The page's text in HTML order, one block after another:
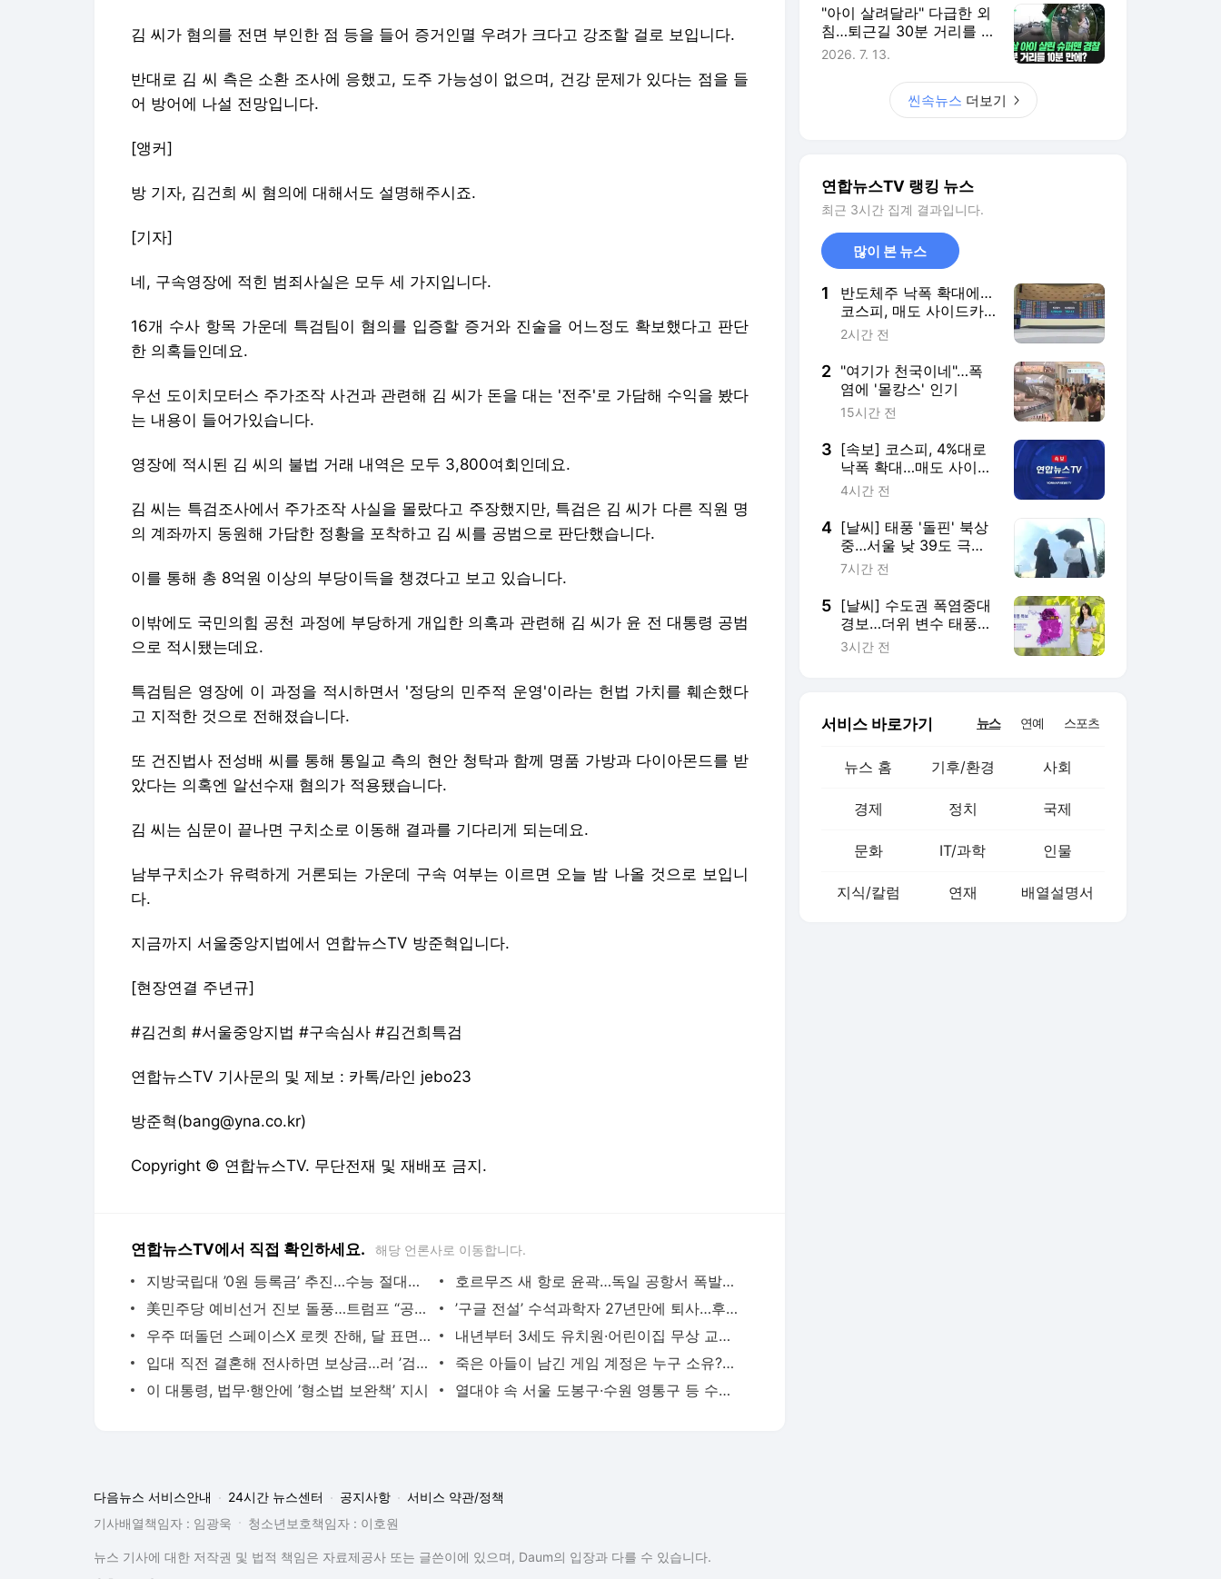
김 씨가 혐의를 전면 부인한 점 등을 들어 증거인멸 우려가 크다고 강조할 걸로 보입니다.
반대로 김 씨 측은 소환 조사에 응했고, 도주 가능성이 없으며, 건강 문제가 있다는 점을 들
어 방어에 나설 전망입니다.
[앵커]
방 기자, 김건희 씨 혐의에 대해서도 설명해주시죠.
[기자]
네, 구속영장에 적힌 범죄사실은 모두 세 가지입니다.
16개 수사 항목 가운데 특검팀이 혐의를 입증할 증거와 진술을 어느정도 확보했다고 판단
한 의혹들인데요.
우선 도이치모터스 주가조작 사건과 관련해 김 씨가 돈을 대는 '전주'로 가담해 수익을 봤다
는 내용이 들어가있습니다.
영장에 적시된 김 씨의 불법 거래 내역은 모두 3,800여회인데요.
김 씨는 특검조사에서 주가조작 사실을 몰랐다고 주장했지만, 특검은 김 씨가 다른 직원 명
의 계좌까지 동원해 가담한 정황을 포착하고 김 씨를 공범으로 판단했습니다.
이를 통해 총 8억원 이상의 부당이득을 챙겼다고 보고 있습니다.
이밖에도 국민의힘 공천 과정에 부당하게 개입한 의혹과 관련해 김 씨가 윤 전 대통령 공범
으로 적시됐는데요.
특검팀은 영장에 이 과정을 적시하면서 '정당의 민주적 운영'이라는 헌법 가치를 훼손했다
고 지적한 것으로 전해졌습니다.
또 건진법사 전성배 씨를 통해 통일교 측의 현안 청탁과 함께 명품 가방과 다이아몬드를 받
았다는 의혹엔 알선수재 혐의가 적용됐습니다.
김 씨는 심문이 끝나면 구치소로 이동해 결과를 기다리게 되는데요.
남부구치소가 유력하게 거론되는 가운데 구속 여부는 이르면 오늘 밤 나올 것으로 보입니
다.
지금까지 서울중앙지법에서 연합뉴스TV 방준혁입니다.
[현장연결 주년규]
#김건희 #서울중앙지법 #구속심사 #김건희특검
연합뉴스TV 기사문의 및 제보 : 카톡/라인 jebo23
방준혁(bang@yna.co.kr)
Copyright © 연합뉴스TV. 무단전재 및 재배포 금지.
연합뉴스TV에서 직접 확인하세요. 해당 언론사로 이동합니다.
지방국립대 ’0원 등록금’ 추진…수능 절대평가 전환·서논술형 도입 공론화
호르무즈 새 항로 윤곽…독일 공항서 폭발물 드론
美민주당 예비선거 진보 돌풍…트럼프 “공산주의“
’구글 전설’ 수석과학자 27년만에 퇴사…후임에 ’노벨상’ 허사비스
우주 떠돌던 스페이스X 로켓 잔해, 달 표면에 충돌
내년부터 3세도 유치원·어린이집 무상 교육…’지방대’ 장학금 확대
입대 직전 결혼해 전사하면 보상금…러 ’검은 과부’ 사기 기승
죽은 아들이 남긴 게임 계정은 누구 소유?…중국 법원 “가족이 상속“
이 대통령, 법무·행안에 ’형소법 보완책’ 지시
열대야 속 서울 도봉구·수원 영통구 등 수도권 아파트 곳곳 정전
"아이 살려달라" 다급한 외
침…퇴근길 30분 거리를 단
10분 만에 뚫은 경찰 [씬속
2026. 7. 13.
씬속뉴스 더보기
연합뉴스TV 랭킹 뉴스
최근 3시간 집계 결과입니다.
많이 본 뉴스
1
반도체주 낙폭 확대에…
코스피, 매도 사이드카
발동
2시간 전
2 "여기가 천국이네"…폭
염에 '몰캉스' 인기
15시간 전
3 [속보] 코스피, 4%대로
낙폭 확대…매도 사이드
카 발동
4시간 전
4 [날씨] 태풍 '돌핀' 북상
중…서울 낮 39도 극한
폭염
7시간 전
5 [날씨] 수도권 폭염중대
경보…더위 변수 태풍
'돌핀' 어디로?
3시간 전
서비스 바로가기 뉴스 연예 스포츠
뉴스 홈 기후/환경 사회
경제 정치 국제
문화 IT/과학 인물
지식/칼럼 연재 배열설명서
다음뉴스 서비스안내 24시간 뉴스센터 공지사항
서비스 약관/정책
기사배열책임자 : 임광욱
청소년보호책임자 : 이호원
뉴스 기사에 대한 저작권 및 법적 책임은 자료제공사 또는 글쓴이에 있으며, Daum의 입장과 다를 수 있습니다.